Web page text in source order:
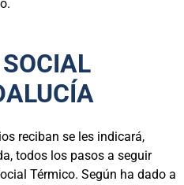
reciban se les indicará,
todos los pasos a seguir
Térmico. Según ha dado a